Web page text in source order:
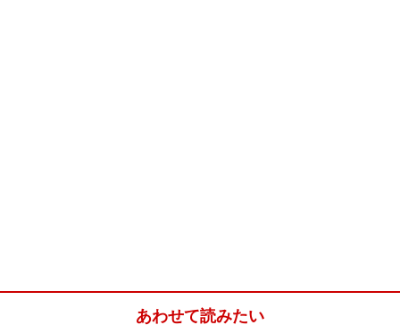
あわせて読みたい